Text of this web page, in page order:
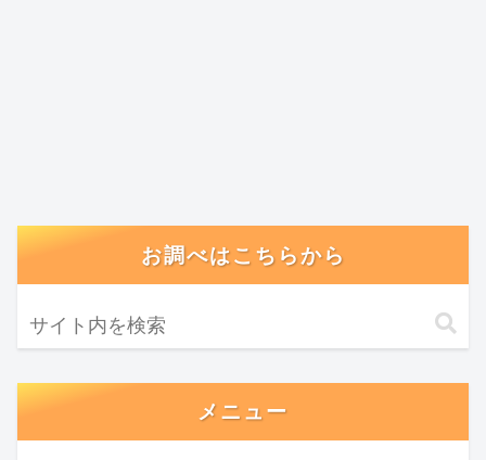
お調べはこちらから
メニュー